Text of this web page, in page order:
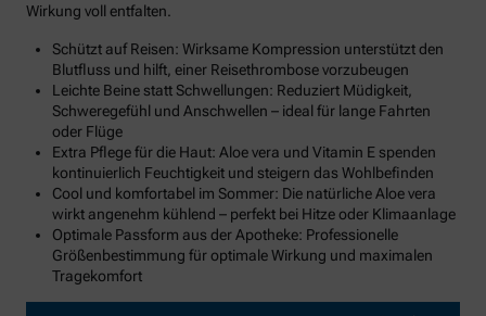
Wirkung voll entfalten.
Schützt auf Reisen: Wirksame Kompression unterstützt den
Blutfluss und hilft, einer Reisethrombose vorzubeugen
Leichte Beine statt Schwellungen: Reduziert Müdigkeit,
Schweregefühl und Anschwellen – ideal für lange Fahrten
oder Flüge
Extra Pflege für die Haut: Aloe vera und Vitamin E spenden
kontinuierlich Feuchtigkeit und steigern das Wohlbefinden
Cool und komfortabel im Sommer: Die natürliche Aloe vera
wirkt angenehm kühlend – perfekt bei Hitze oder Klimaanlage
Optimale Passform aus der Apotheke: Professionelle
Größenbestimmung für optimale Wirkung und maximalen
Tragekomfort